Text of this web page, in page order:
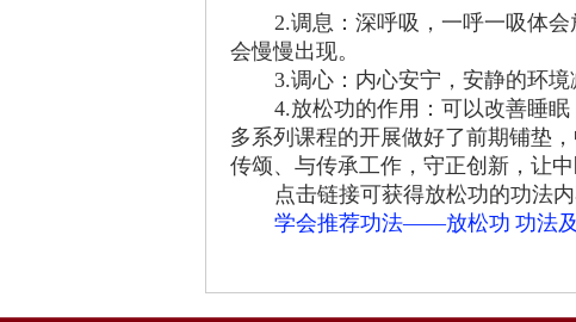
2.调息：深呼吸，一呼一吸体
会慢慢出现。
3.调心：内心安宁，安静的环
4.放松功的作用：可以改善睡
多系列课程的开展做好了前期铺垫
传颂、与传承工作，守正创新，让
点击链接可获得放松功的功法
学会推荐功法——放松功 功法